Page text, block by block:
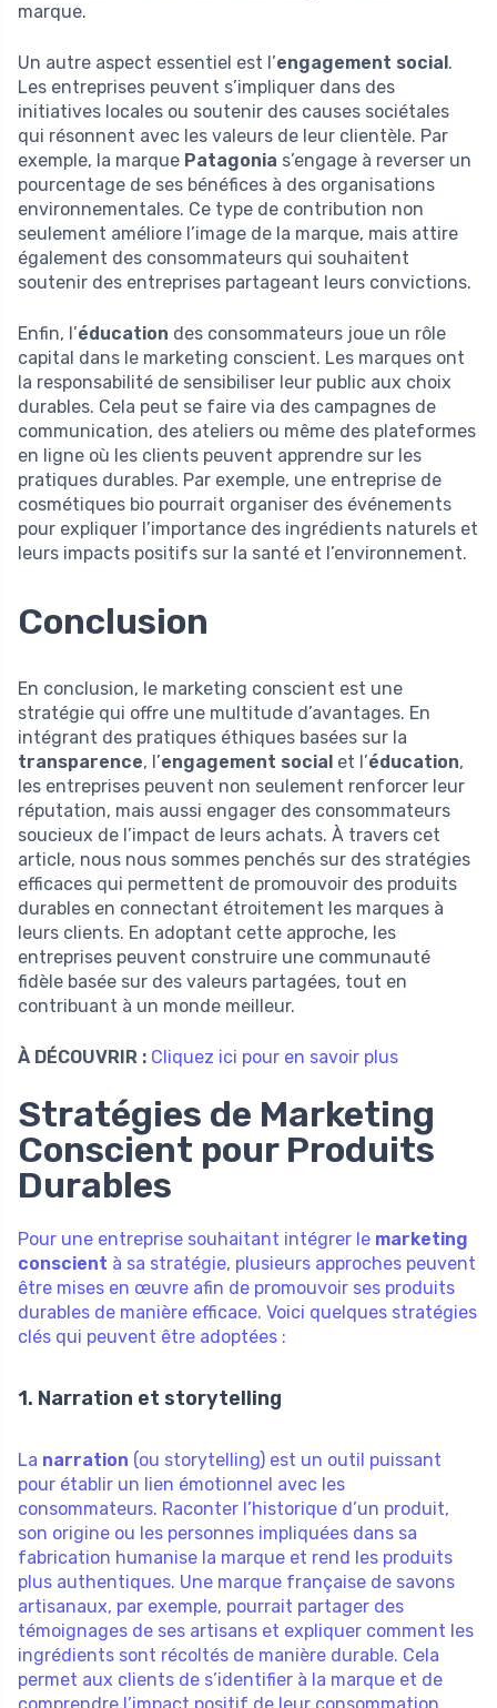
marque.
Un autre aspect essentiel est l’engagement social.
Les entreprises peuvent s’impliquer dans des
initiatives locales ou soutenir des causes sociétales
qui résonnent avec les valeurs de leur clientèle. Par
exemple, la marque Patagonia s’engage à reverser un
pourcentage de ses bénéfices à des organisations
environnementales. Ce type de contribution non
seulement améliore l’image de la marque, mais attire
également des consommateurs qui souhaitent
soutenir des entreprises partageant leurs convictions.
Enfin, l’éducation des consommateurs joue un rôle
capital dans le marketing conscient. Les marques ont
la responsabilité de sensibiliser leur public aux choix
durables. Cela peut se faire via des campagnes de
communication, des ateliers ou même des plateformes
en ligne où les clients peuvent apprendre sur les
pratiques durables. Par exemple, une entreprise de
cosmétiques bio pourrait organiser des événements
pour expliquer l’importance des ingrédients naturels et
leurs impacts positifs sur la santé et l’environnement.
Conclusion
En conclusion, le marketing conscient est une
stratégie qui offre une multitude d’avantages. En
intégrant des pratiques éthiques basées sur la
transparence, l’engagement social et l’éducation,
les entreprises peuvent non seulement renforcer leur
réputation, mais aussi engager des consommateurs
soucieux de l’impact de leurs achats. À travers cet
article, nous nous sommes penchés sur des stratégies
efficaces qui permettent de promouvoir des produits
durables en connectant étroitement les marques à
leurs clients. En adoptant cette approche, les
entreprises peuvent construire une communauté
fidèle basée sur des valeurs partagées, tout en
contribuant à un monde meilleur.
À DÉCOUVRIR : Cliquez ici pour en savoir plus
Stratégies de Marketing
Conscient pour Produits
Durables
Pour une entreprise souhaitant intégrer le marketing
conscient à sa stratégie, plusieurs approches peuvent
être mises en œuvre afin de promouvoir ses produits
durables de manière efficace. Voici quelques stratégies
clés qui peuvent être adoptées :
1. Narration et storytelling
La narration (ou storytelling) est un outil puissant
pour établir un lien émotionnel avec les
consommateurs. Raconter l’historique d’un produit,
son origine ou les personnes impliquées dans sa
fabrication humanise la marque et rend les produits
plus authentiques. Une marque française de savons
artisanaux, par exemple, pourrait partager des
témoignages de ses artisans et expliquer comment les
ingrédients sont récoltés de manière durable. Cela
permet aux clients de s’identifier à la marque et de